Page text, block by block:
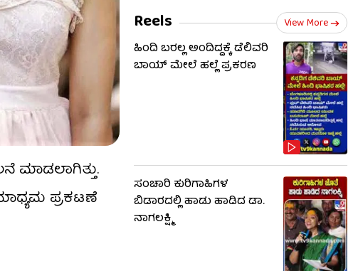
ಮಾಡಲಾಗಿತ್ತು.
ಪ್ರಕಟಣೆ
Reels View More
ಹಿಂದಿ ಬರಲ್ಲ ಅಂದಿದ್ದಕ್ಕೆ ಡೆಲಿವರಿ
ಬಾಯ್‌ ಮೇಲೆ ಹಲ್ಲೆ ಪ್ರಕರಣ
ಸಂಚಾರಿ ಕುರಿಗಾಹಿಗಳ
ಬಿಡಾರದಲ್ಲಿ ಹಾಡು ಹಾಡಿದ ಡಾ.
ನಾಗಲಕ್ಷ್ಮಿ